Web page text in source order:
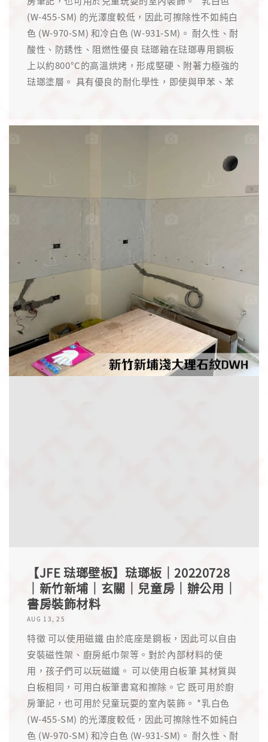
(W-455-SM) 的光澤度較低，因此可擦除性不如純白
色 (W-970-SM) 和冷白色 (W-931-SM)。 耐久性、耐
酸性、防銹性、阻燃性優良 琺瑯釉在琺瑯專用鋼板
上以約800°C的高溫烘烤，形成堅硬、附著力極強的
琺瑯塗層。 具有優良的耐化學性，即使與甲苯、苯
【JFE 琺瑯壁板】琺瑯板｜20220728
｜新竹新埔｜玄關｜兒童房｜辦公用｜
書房裝飾材料
AUG 13, 25
特徵 可以使用磁鐵 由於底座是鋼板，因此可以自由
安裝磁性架、廚房紙巾架等。對於內部材料的使
用，孩子們可以玩磁鐵。 可以使用白板筆 其材質與
白板相同，可用白板筆書寫和擦除。它 既可用於廚
房筆記，也可用於兒童玩耍的室內裝飾。 *乳白色
(W-455-SM) 的光澤度較低，因此可擦除性不如純白
色 (W-970-SM) 和冷白色 (W-931-SM)。 耐久性、耐